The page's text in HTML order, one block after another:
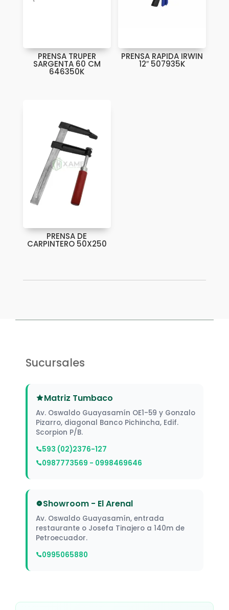
PRENSA TRUPER
SARGENTA 60 CM
646350K
PRENSA RAPIDA IRWIN
12″ 507935K
PRENSA DE
CARPINTERO 50X250
Sucursales
Matriz Tumbaco
Av. Oswaldo Guayasamín OE1-59 y Gonzalo
Pizarro, diagonal Banco Pichincha, Edif.
Scorpion P/B.
593 (02)2376-127
0987773569 - 0998469646
Showroom - El Arenal
Av. Oswaldo Guayasamín, entrada
restaurante o Josefa Tinajero a 140m de
Petroecuador.
0995065880